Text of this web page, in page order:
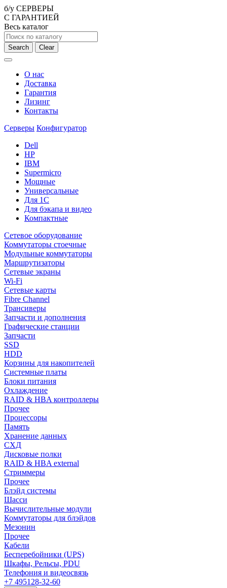
б/у СЕРВЕРЫ
С ГАРАНТИЕЙ
Весь каталог
Search Clear
О нас
Доставка
Гарантия
Лизинг
Контакты
Серверы Конфигуратор
Dell
HP
IBM
Supermicro
Мощные
Универсальные
Для 1С
Для бэкапа и видео
Компактные
Сетевое оборудование
Коммутаторы стоечные
Модульные коммутаторы
Маршрутизаторы
Сетевые экраны
Wi-Fi
Сетевые карты
Fibre Channel
Трансиверы
Запчасти и дополнения
Графические станции
Запчасти
SSD
HDD
Корзины для накопителей
Системные платы
Блоки питания
Охлаждение
RAID & HBA контроллеры
Прочее
Процессоры
Память
Хранение данных
СХД
Дисковые полки
RAID & HBA external
Стриммеры
Прочее
Блэйд системы
Шасси
Вычислительные модули
Коммутаторы для блэйдов
Мезонин
Прочее
Кабели
Бесперебойники (UPS)
Шкафы, Рельсы, PDU
Телефония и видеосвязь
+7 495128-32-60